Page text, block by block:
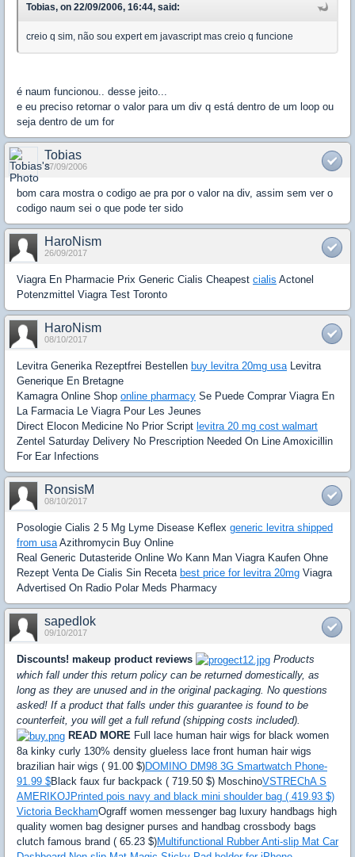
Tobias, on 22/09/2006, 16:44, said:
creio q sim, não sou expert em javascript mas creio q funcione
é naum funcionou.. desse jeito...
e eu preciso retornar o valor para um div q está dentro de um loop ou
seja dentro de um for
Tobias
27/09/2006
bom cara mostra o codigo ae pra por o valor na div, assim sem ver o
codigo naum sei o que pode ter sido
HaroNism
26/09/2017
Viagra En Pharmacie Prix Generic Cialis Cheapest cialis Actonel
Potenzmittel Viagra Test Toronto
HaroNism
08/10/2017
Levitra Generika Rezeptfrei Bestellen buy levitra 20mg usa Levitra
Generique En Bretagne
Kamagra Online Shop online pharmacy Se Puede Comprar Viagra En
La Farmacia Le Viagra Pour Les Jeunes
Direct Elocon Medicine No Prior Script levitra 20 mg cost walmart
Zentel Saturday Delivery No Prescription Needed On Line Amoxicillin
For Ear Infections
RonsisM
08/10/2017
Posologie Cialis 2 5 Mg Lyme Disease Keflex generic levitra shipped
from usa Azithromycin Buy Online
Real Generic Dutasteride Online Wo Kann Man Viagra Kaufen Ohne
Rezept Venta De Cialis Sin Receta best price for levitra 20mg Viagra
Advertised On Radio Polar Meds Pharmacy
sapedlok
09/10/2017
Discounts! makeup product reviews
Products
which fall under this return policy can be returned domestically, as
long as they are unused and in the original packaging. No questions
asked! If a product that falls under this guarantee is found to be
counterfeit, you will get a full refund (shipping costs included).
READ MORE Full lace human hair wigs for black women
8a kinky curly 130% density glueless lace front human hair wigs
brazilian hair wigs ( 91.00 $)DOMINO DM98 3G Smartwatch Phone-
91.99 $Black faux fur backpack ( 719.50 $) MoschinoVSTREChA S
AMERIKOJPrinted pois navy and black mini shoulder bag ( 419.93 $)
Victoria BeckhamOgraff women messenger bag luxury handbags high
quality women bag designer purses and handbag crossbody bags
clutch famous brand ( 65.23 $)Multifunctional Rubber Anti-slip Mat Car